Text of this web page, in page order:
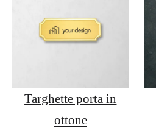
Targhette porta in
ottone